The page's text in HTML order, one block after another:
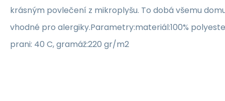
krásným povlečení z mikroplyšu. To dobá všemu
vhodné pro alergiky.Parametry:materiál:100%
prani: 40 C, gramáž:220 gr/m2